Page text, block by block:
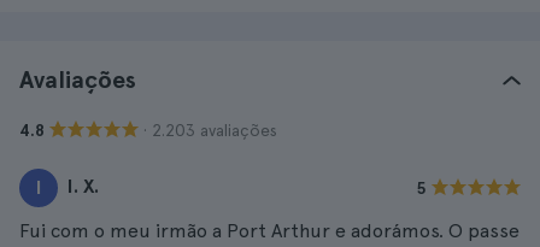
Avaliações
4.8 · 2.203 avaliações
I I. X. 5
Fui com o meu irmão a Port Arthur e adorámos. O passe